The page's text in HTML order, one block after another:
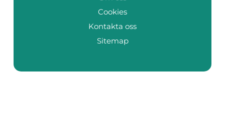
Cookies
Kontakta oss
Sitemap